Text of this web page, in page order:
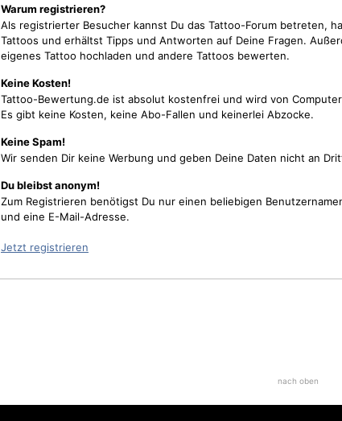
Warum registrieren?
Als registrierter Besucher kannst Du das Tattoo-Forum betreten,
Tattoos und erhältst Tipps und Antworten auf Deine Fragen.
eigenes Tattoo hochladen und andere Tattoos bewerten.
Keine Kosten!
Tattoo-Bewertung.de ist absolut kostenfrei und wird von
Es gibt keine Kosten, keine Abo-Fallen und keinerlei Abzocke.
Keine Spam!
Wir senden Dir keine Werbung und geben Deine Daten nicht an
Du bleibst anonym!
Zum Registrieren benötigst Du nur einen beliebigen
und eine E-Mail-Adresse.
Jetzt registrieren
nach oben